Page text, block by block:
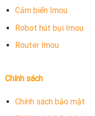
Cảm biến Imou
Robot hút bụi Imou
Router Imou
Chính sách
Chính sách bảo mật